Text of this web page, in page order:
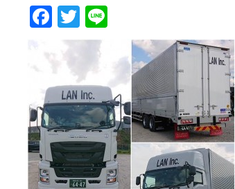
F
c
e
b
o
o
k
T
w
itt
er
e